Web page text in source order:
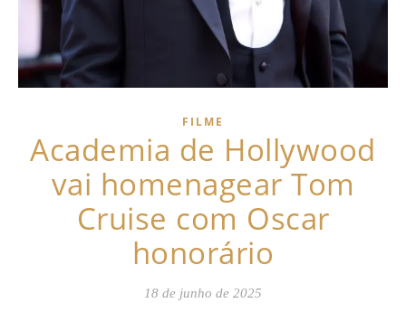
FILME
Academia de Hollywood
vai homenagear Tom
Cruise com Oscar
honorário
18 de junho de 2025